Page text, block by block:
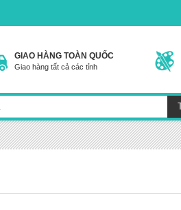
GIAO HÀNG TOÀN QUỐC
Giao hàng tất cả các tỉnh